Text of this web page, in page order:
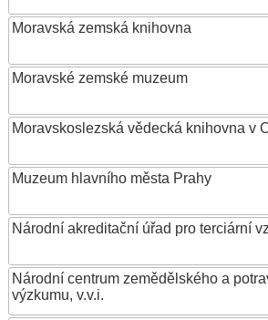
Moravská zemská knihovna
Moravské zemské muzeum
Moravskoslezská vědecká knihovna v
Muzeum hlavního města Prahy
Národní akreditační úřad pro terciární
Národní centrum zemědělského a
výzkumu, v.v.i.